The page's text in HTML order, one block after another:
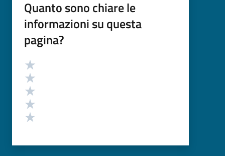
Quanto sono chiare le
informazioni su questa
pagina?
Valutazione